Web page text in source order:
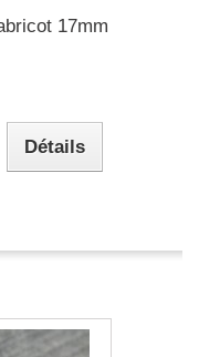
17mm
Détails